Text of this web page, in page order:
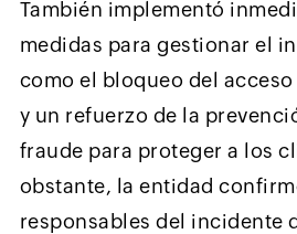
También implementó
medidas para gestionar el
como el bloqueo del acceso
y un refuerzo de la
fraude para proteger a los
obstante, la entidad
responsables del incidente